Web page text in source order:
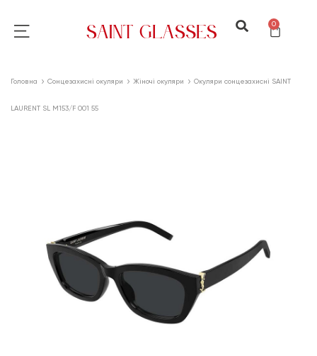
0
Головна Сонцезахисні окуляри Жіночі окуляри Окуляри сонцезахисні SAINT
LAURENT SL M153/F 001 55